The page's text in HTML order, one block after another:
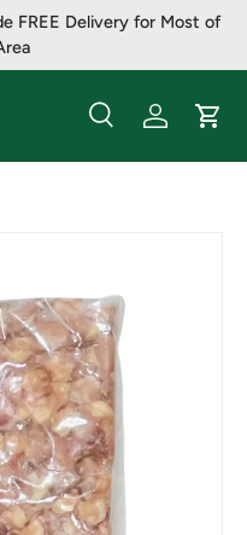
FREE Delivery for Most of
搜索 登录 大车